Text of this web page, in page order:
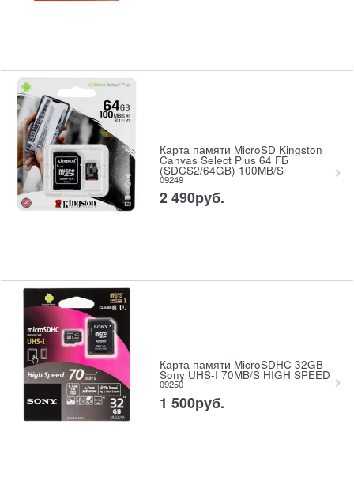
Карта памяти MicroSD Kingston
Canvas Select Plus 64 ГБ
(SDCS2/64GB) 100MB/S
09249
2 490руб.
Карта памяти MicroSDHC 32GB
Sony UHS-I 70MB/S HIGH SPEED
09250
1 500руб.